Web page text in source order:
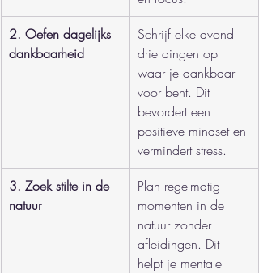
2. Oefen dagelijks
dankbaarheid
Schrijf elke avond
drie dingen op
waar je dankbaar
voor bent. Dit
bevordert een
positieve mindset en
vermindert stress.
3. Zoek stilte in de
natuur
Plan regelmatig
momenten in de
natuur zonder
afleidingen. Dit
helpt je mentale